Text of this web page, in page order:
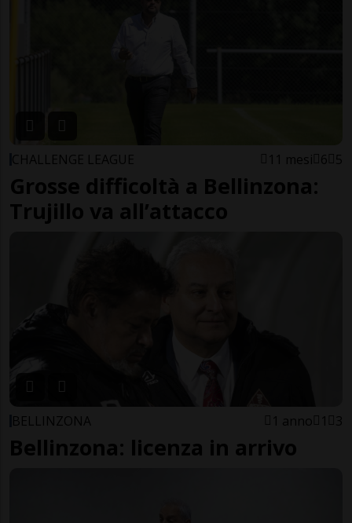
CHALLENGE LEAGUE 11 mesi 6 5
Grosse difficoltà a Bellinzona:
Trujillo va all’attacco
BELLINZONA 1 anno 1 3
Bellinzona: licenza in arrivo